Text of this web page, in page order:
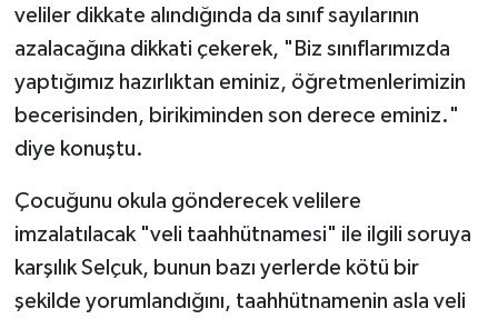
veliler dikkate alındığında da sınıf sayılarının
azalacağına dikkati çekerek, "Biz sınıflarımızda
yaptığımız hazırlıktan eminiz, öğretmenlerimizin
becerisinden, birikiminden son derece eminiz."
diye konuştu.
Çocuğunu okula gönderecek velilere
imzalatılacak "veli taahhütnamesi" ile ilgili soruya
karşılık Selçuk, bunun bazı yerlerde kötü bir
şekilde yorumlandığını, taahhütnamenin asla veli